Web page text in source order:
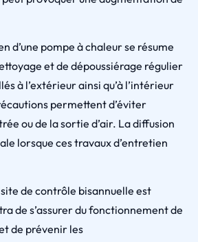
d’une pompe à chaleur se résume
et de dépoussiérage régulier
à l’extérieur ainsi qu’à l’intérieur
permettent d’éviter
ou de la sortie d’air. La diffusion
lorsque ces travaux d’entretien
de contrôle bisannuelle est
de s’assurer du fonctionnement de
de prévenir les